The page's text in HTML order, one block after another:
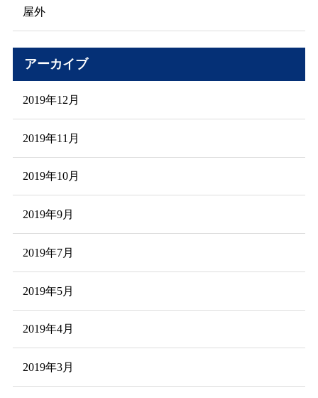
屋外
アーカイブ
2019年12月
2019年11月
2019年10月
2019年9月
2019年7月
2019年5月
2019年4月
2019年3月